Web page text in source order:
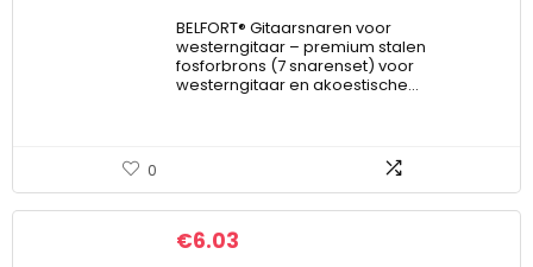
BELFORT® Gitaarsnaren voor
westerngitaar – premium stalen
fosforbrons (7 snarenset) voor
westerngitaar en akoestische…
0
€6.03